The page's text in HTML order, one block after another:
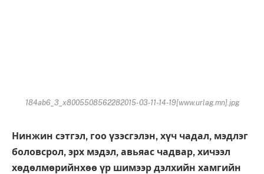
184ab6_3_x8005508562282015-03-11-14-19[www.urlag.mn].jpg
Нинжин сэтгэл, гоо үзэсгэлэн, хүч чадал, мэдлэг
боловсрол, эрх мэдэл, авьяас чадвар, хичээл
хөдөлмөрийнхөө үр шимээр дэлхийн хамгийн